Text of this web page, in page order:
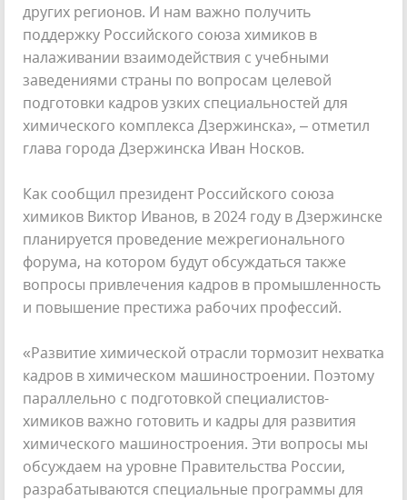
других регионов. И нам важно получить
поддержку Российского союза химиков в
налаживании взаимодействия с учебными
заведениями страны по вопросам целевой
подготовки кадров узких специальностей для
химического комплекса Дзержинска», – отметил
глава города Дзержинска Иван Носков.
Как сообщил президент Российского союза
химиков Виктор Иванов, в 2024 году в Дзержинске
планируется проведение межрегионального
форума, на котором будут обсуждаться также
вопросы привлечения кадров в промышленность
и повышение престижа рабочих профессий.
«Развитие химической отрасли тормозит нехватка
кадров в химическом машиностроении. Поэтому
параллельно с подготовкой специалистов-
химиков важно готовить и кадры для развития
химического машиностроения. Эти вопросы мы
обсуждаем на уровне Правительства России,
разрабатываются специальные программы для